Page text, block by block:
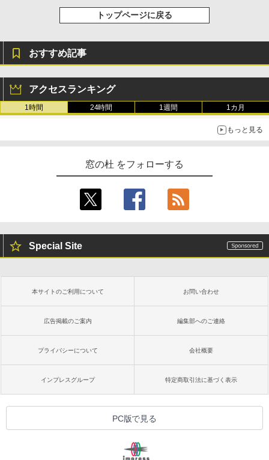
11インチカラーディスプレイ、64GBスト
レージ、ノート機能搭載、明るさ自動調
整、色調調節ライト、プレミアムペン付
トップページに戻る
おすすめ記事
アクセスランキング
1時間 24時間 1週間 1カ月
もっと見る
窓の杜 をフォローする
Special Site
本サイトのご利用について お問い合わせ
広告掲載のご案内 編集部へのご連絡
プライバシーについて 会社概要
インプレスグループ 特定商取引法に基づく表示
PC版で見る